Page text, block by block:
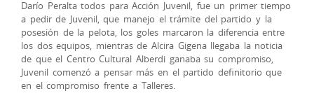
Darío Peralta todos para Acción Juvenil, fue un primer tiempo
a pedir de Juvenil, que manejo el trámite del partido y la
posesión de la pelota, los goles marcaron la diferencia entre
los dos equipos, mientras de Alcira Gigena llegaba la noticia
de que el Centro Cultural Alberdi ganaba su compromiso,
Juvenil comenzó a pensar más en el partido definitorio que
en el compromiso frente a Talleres.